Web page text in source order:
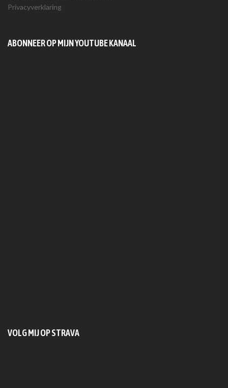
Privacyverklaring
ABONNEER OP MIJN YOUTUBE KANAAL
VOLG MIJ OP STRAVA